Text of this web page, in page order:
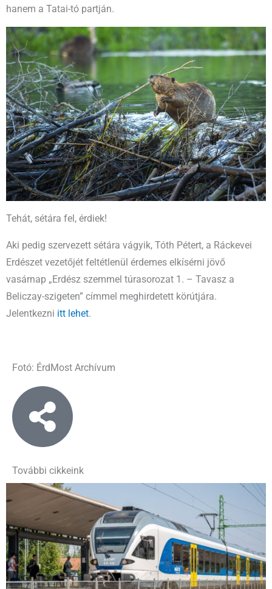
hanem a Tatai-tó partján.
Tehát, sétára fel, érdiek!
Aki pedig szervezett sétára vágyik, Tóth Pétert, a Ráckevei
Erdészet vezetőjét feltétlenül érdemes elkísérni jövő
vasárnap „Erdész szemmel túrasorozat 1. – Tavasz a
Beliczay-szigeten” címmel meghirdetett körútjára.
Jelentkezni itt lehet.
Fotó: ÉrdMost Archívum
További cikkeink